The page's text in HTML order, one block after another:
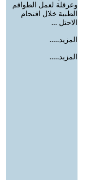
وعرقلة لعمل الطواقم
الطبية خلال اقتحام
الاحتل ...
المزيد.....
المزيد.....